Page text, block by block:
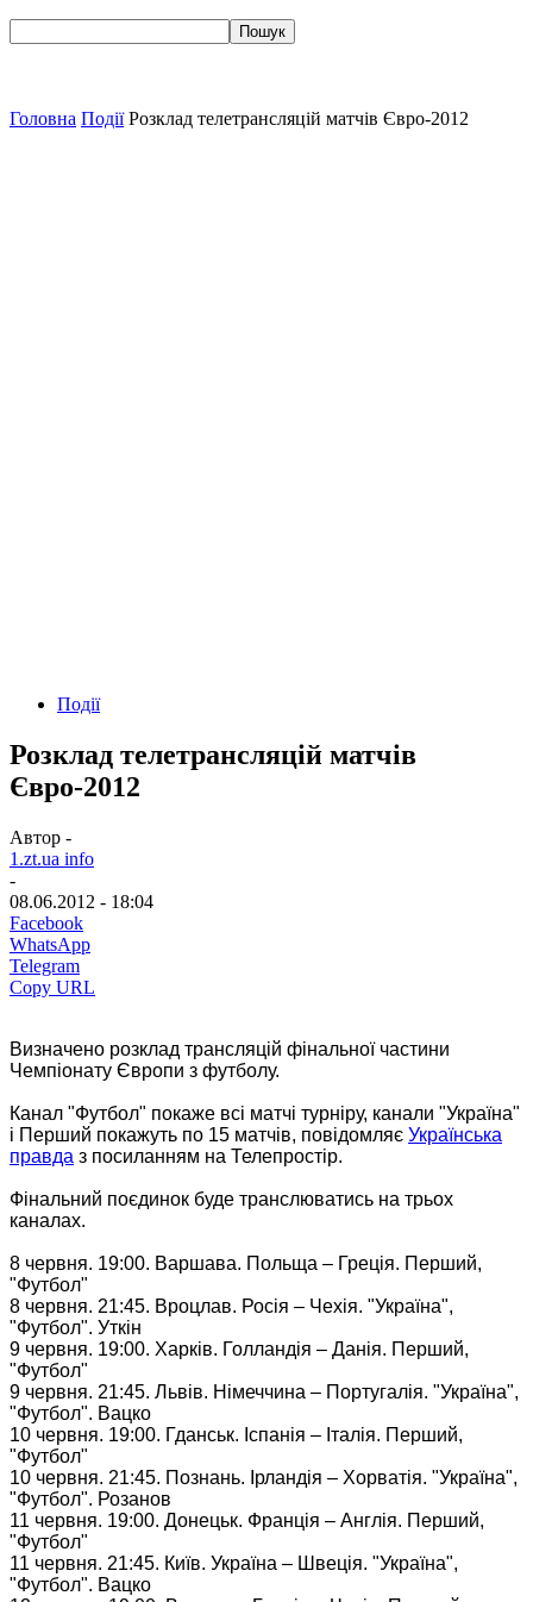
Головна Події Розклад телетрансляцій матчів Євро-2012
Події
Розклад телетрансляцій матчів
Євро-2012
Автор -
1.zt.ua info
-
08.06.2012 - 18:04
Facebook
WhatsApp
Telegram
Copy URL
Визначено розклад трансляцій фінальної частини
Чемпіонату Європи з футболу.
Канал "Футбол" покаже всі матчі турніру, канали "Україна"
і Перший покажуть по 15 матчів, повідомляє Українська
правда з посиланням на Телепростір.
Фінальний поєдинок буде транслюватись на трьох
каналах.
8 червня. 19:00. Варшава. Польща – Греція. Перший,
"Футбол"
8 червня. 21:45. Вроцлав. Росія – Чехія. "Україна",
"Футбол". Уткін
9 червня. 19:00. Харків. Голландія – Данія. Перший,
"Футбол"
9 червня. 21:45. Львів. Німеччина – Португалія. "Україна",
"Футбол". Вацко
10 червня. 19:00. Гданськ. Іспанія – Італія. Перший,
"Футбол"
10 червня. 21:45. Познань. Ірландія – Хорватія. "Україна",
"Футбол". Розанов
11 червня. 19:00. Донецьк. Франція – Англія. Перший,
"Футбол"
11 червня. 21:45. Київ. Україна – Швеція. "Україна",
"Футбол". Вацко